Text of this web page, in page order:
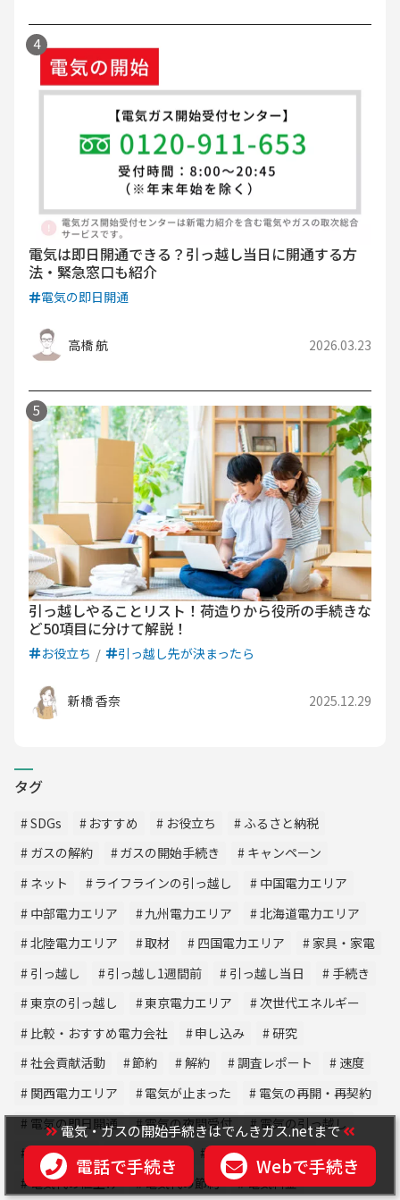
電気は即日開通できる？引っ越し当日に開通する方
法・緊急窓口も紹介
電気の即日開通
高橋 航 2026.03.23
引っ越しやることリスト！荷造りから役所の手続きな
ど50項目に分けて解説！
お役立ち 引っ越し先が決まったら
新橋 香奈 2025.12.29
タグ
SDGs おすすめ お役立ち
ふるさと納税
ガスの解約
ガスの開始手続き
キャンペーン
ネット
ライフラインの引っ越し
中国電力エリア
中部電力エリア
九州電力エリア
北海道電力エリア
北陸電力エリア
取材 四国電力エリア
家具・家電
引っ越し
引っ越し1週間前 引っ越し当日
手続き
東京の引っ越し
東京電力エリア
次世代エネルギー
比較・おすすめ電力会社
申し込み
研究
社会貢献活動
節約 解約 調査レポート
速度
関西電力エリア
電気が止まった
電気の再開・再契約
電気の即日開通
電気の夜間受付
電気の引っ越し
電気の解約
電気の開始手続き
電気代の値上げ
電気代の節約 電気料金
電気・ガスの開始手続きはでんきガス.netまで
電話で手続き Webで手続き